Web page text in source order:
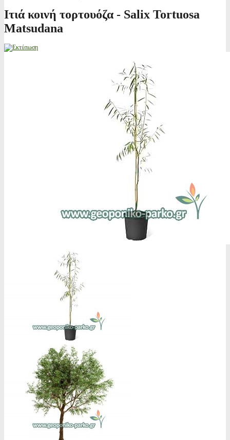
Ιτιά κοινή τορτουόζα - Salix Tortuosa
Matsudana